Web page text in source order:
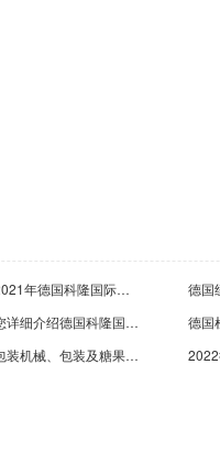
德国展会公司告诉你2021年德国科隆国际五金工业展览会那些事
德国展览制作公司为您详细介绍德国科隆国际糖果及休闲食品展览会
德国杜塞尔多夫国际包装机械、包装及糖果机械展览会开展时间德国展会公司公司提醒您